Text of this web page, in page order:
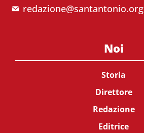
redazione@santantonio.org
Noi
Storia
Direttore
Redazione
Editrice